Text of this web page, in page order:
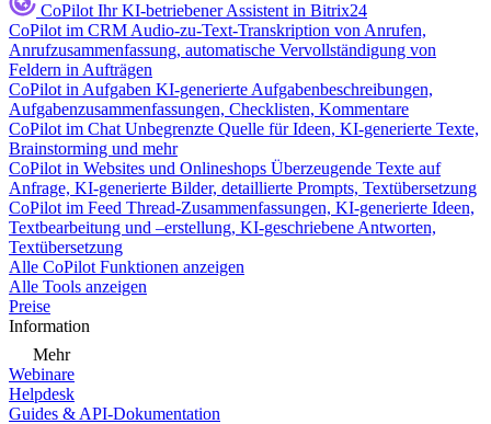
CoPilot Ihr KI-betriebener Assistent in Bitrix24
CoPilot im CRM Audio-zu-Text-Transkription von Anrufen,
Anrufzusammenfassung, automatische Vervollständigung von
Feldern in Aufträgen
CoPilot in Aufgaben KI-generierte Aufgabenbeschreibungen,
Aufgabenzusammenfassungen, Checklisten, Kommentare
CoPilot im Chat Unbegrenzte Quelle für Ideen, KI-generierte Texte,
Brainstorming und mehr
CoPilot in Websites und Onlineshops Überzeugende Texte auf
Anfrage, KI-generierte Bilder, detaillierte Prompts, Textübersetzung
CoPilot im Feed Thread-Zusammenfassungen, KI-generierte Ideen,
Textbearbeitung und –erstellung, KI-geschriebene Antworten,
Textübersetzung
Alle CoPilot Funktionen anzeigen
Alle Tools anzeigen
Preise
Information
Mehr
Webinare
Helpdesk
Guides & API-Dokumentation